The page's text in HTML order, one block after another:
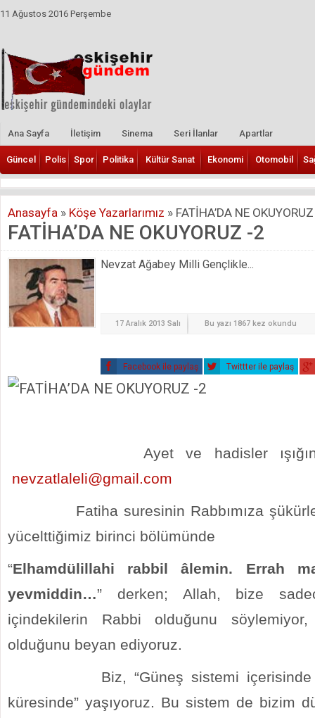
11 Ağustos 2016 Perşembe
Ana Sayfa İletişim Sinema Seri İlanlar Apartlar
Güncel Polis Spor Politika Kültür Sanat Ekonomi Otomobil
Anasayfa » Köşe Yazarlarımız » FATİHA’DA NE
FATİHA’DA NE OKUYORUZ -2
Nevzat Ağabey Milli Gençlikle...
17 Aralık 2013 Salı Bu yazı 1867 kez okundu
Facebook ile paylaş Twittter ile paylaş
Ayet ve hadisler
nevzatlaleli@gmail.com
Fatiha suresinin Rabbımıza
yücelttiğimiz birinci bölümünde
“Elhamdülillahi rabbil âlemin. Errah
yevmiddin…” derken; Allah, bize
içindekilerin Rabbi olduğunu
olduğunu beyan ediyoruz.
Biz, “Güneş sistemi içerisinde
küresinde” yaşıyoruz. Bu sistem de bizim